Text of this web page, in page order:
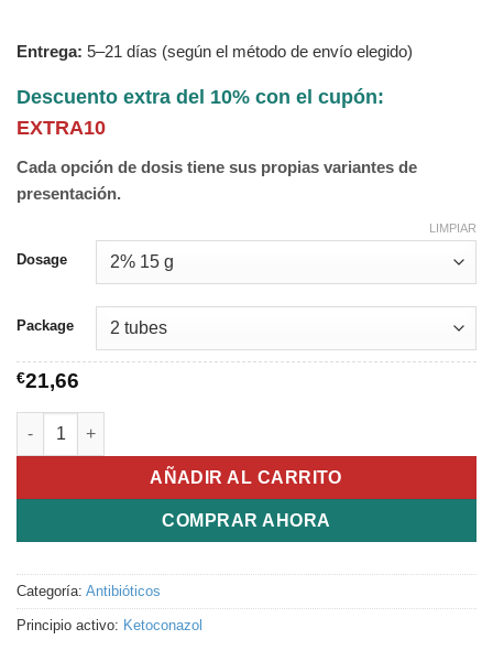
Entrega: 5–21 días (según el método de envío elegido)
Descuento extra del 10% con el cupón:
EXTRA10
Cada opción de dosis tiene sus propias variantes de
presentación.
Dosage
Package
LIMPIAR
€21,66
Ketoconazole Cream cantidad
AÑADIR AL CARRITO
COMPRAR AHORA
Categoría: Antibióticos
Principio activo: Ketoconazol